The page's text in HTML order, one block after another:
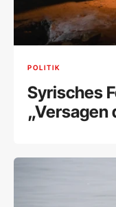
POLITIK
Syrisches